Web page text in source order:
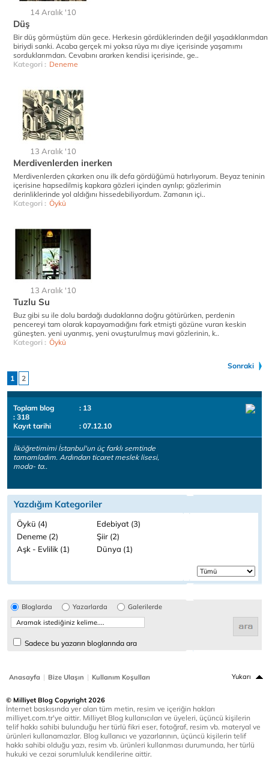
14 Aralık '10
Düş
Bir düş görmüştüm dün gece. Herkesin gördüklerinden değil yaşadıklarımdan
biriydi sanki. Acaba gerçek mi yoksa rüya mı diye içerisinde yaşamımı
sorduklarımdan. Cevabını ararken kendisi içerisinde, ge..
Kategori : Deneme
13 Aralık '10
Merdivenlerden inerken
Merdivenlerden çıkarken onu ilk defa gördüğümü hatırlıyorum. Beyaz teninin
içerisine hapsedilmiş kapkara gözleri içinden ayrılıp; gözlerimin
derinliklerinde yol aldığını hissedebiliyordum. Zamanın içi..
Kategori : Öykü
13 Aralık '10
Tuzlu Su
Buz gibi su ile dolu bardağı dudaklarına doğru götürürken, perdenin
pencereyi tam olarak kapayamadığını fark etmişti gözüne vuran keskin
güneşten. yeni uyanmış, yeni ovuşturulmuş mavi gözlerinin, k..
Kategori : Öykü
Sonraki
1
2
Toplam blog
: 13
: 318
Kayıt tarihi
: 07.12.10
İlköğretimimi İstanbul'un üç farklı semtinde
tamamladım. Ardından ticaret meslek lisesi,
moda- ta..
Yazdığım Kategoriler
Öykü (4)
Edebiyat (3)
Deneme (2)
Şiir (2)
Aşk - Evlilik (1)
Dünya (1)
Bloglarda Yazarlarda Galerilerde
Sadece bu yazarın bloglarında ara
Anasayfa | Bize Ulaşın | Kullanım Koşulları Yukarı
© Milliyet Blog Copyright 2026
İnternet baskısında yer alan tüm metin, resim ve içeriğin hakları
milliyet.com.tr'ye aittir. Milliyet Blog kullanıcıları ve üyeleri, üçüncü kişilerin
telif hakkı sahibi bulunduğu her türlü fikri eser, fotoğraf, resim vb. materyal ve
ürünleri kullanamazlar. Blog kullanıcı ve yazarlarının, üçüncü kişilerin telif
hakkı sahibi olduğu yazı, resim vb. ürünleri kullanması durumunda, her türlü
hukuki ve cezai sorumluluk kendilerine aittir.